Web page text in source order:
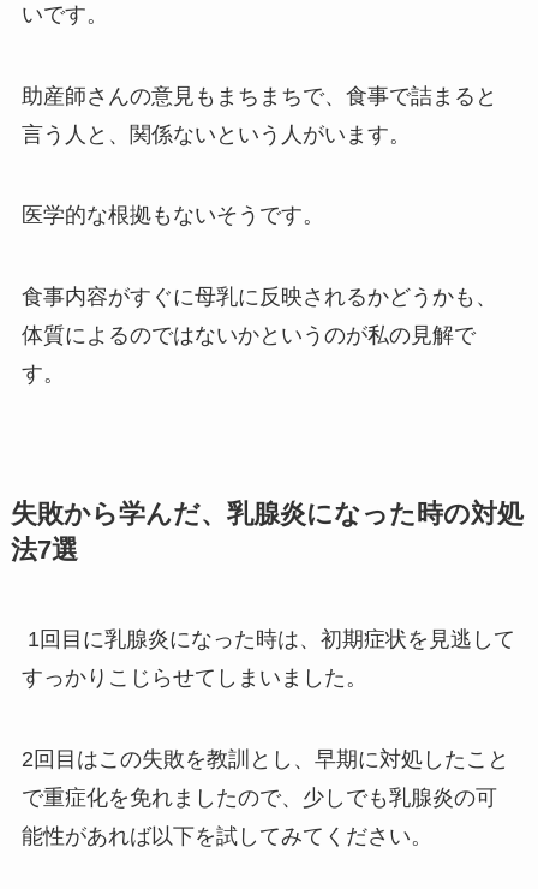
いです。
助産師さんの意見もまちまちで、食事で詰まると
言う人と、関係ないという人がいます。
医学的な根拠もないそうです。
食事内容がすぐに母乳に反映されるかどうかも、
体質によるのではないかというのが私の見解で
す。
失敗から学んだ、乳腺炎になった時の対処
法7選
1回目に乳腺炎になった時は、初期症状を見逃して
すっかりこじらせてしまいました。
2回目はこの失敗を教訓とし、早期に対処したこと
で重症化を免れましたので、少しでも乳腺炎の可
能性があれば以下を試してみてください。